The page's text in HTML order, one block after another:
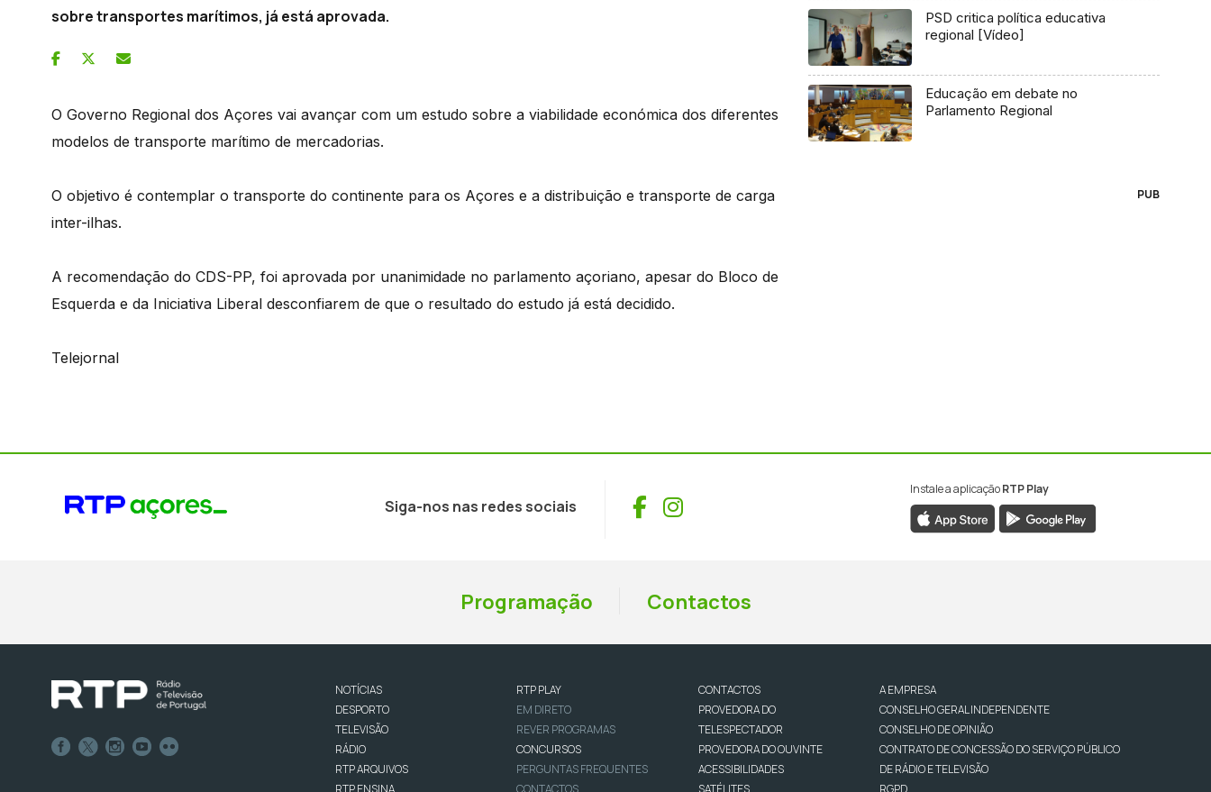
sobre transportes marítimos, já está aprovada.
O Governo Regional dos Açores vai avançar com um estudo sobre a viabilidade económica dos diferentes
modelos de transporte marítimo de mercadorias.
O objetivo é contemplar o transporte do continente para os Açores e a distribuição e transporte de carga
inter-ilhas.
A recomendação do CDS-PP, foi aprovada por unanimidade no parlamento açoriano, apesar do Bloco de
Esquerda e da Iniciativa Liberal desconfiarem de que o resultado do estudo já está decidido.
Telejornal
PSD critica política educativa
regional [Vídeo]
Educação em debate no
Parlamento Regional
PUB
Siga-nos nas redes sociais Facebook
Instagram
Instale a aplicaçãoRTP Play
Programação Contactos
NOTÍCIAS
DESPORTO
TELEVISÃO
RÁDIO
RTP ARQUIVOS
RTP ENSINA
RTP PLAY
EM DIRETO
REVER PROGRAMAS
CONCURSOS
PERGUNTAS FREQUENTES
CONTACTOS
CONTACTOS
PROVEDORA DO
TELESPECTADOR
PROVEDORA DO OUVINTE
ACESSIBILIDADES
SATÉLITES
A EMPRESA
CONSELHO GERAL INDEPENDENTE
CONSELHO DE OPINIÃO
CONTRATO DE CONCESSÃO DO SERVIÇO PÚBLICO
DE RÁDIO E TELEVISÃO
RGPD